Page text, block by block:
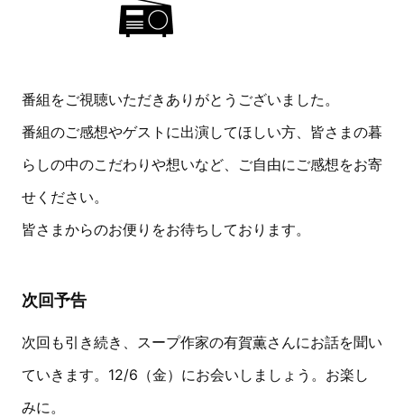
番組をご視聴いただきありがとうございました。
番組のご感想やゲストに出演してほしい方、皆さまの暮
らしの中のこだわりや想いなど、ご自由にご感想をお寄
せください。
皆さまからのお便りをお待ちしております。
次回予告
次回も引き続き、スープ作家の有賀薫さんにお話を聞い
ていきます。12/6（金）にお会いしましょう。お楽し
みに。